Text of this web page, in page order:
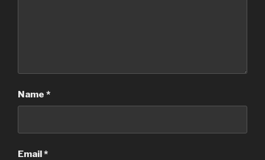
Name *
Email*